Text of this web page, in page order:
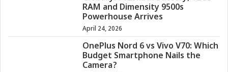
RAM and Dimensity 9500s
Powerhouse Arrives
April 24, 2026
OnePlus Nord 6 vs Vivo V70: Which
Budget Smartphone Nails the
Camera?